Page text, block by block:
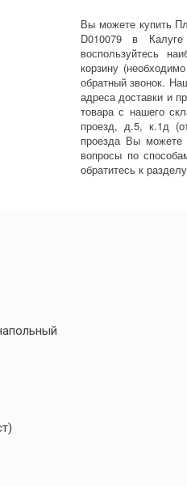
Вы можете купить
D010079 в
воспользуйтесь
корзину
обратный звонок.
адреса доставки и
товара с нашего
проезд, д.5, к.1д
проезда Вы можете
вопросы по
обратитесь к разделу